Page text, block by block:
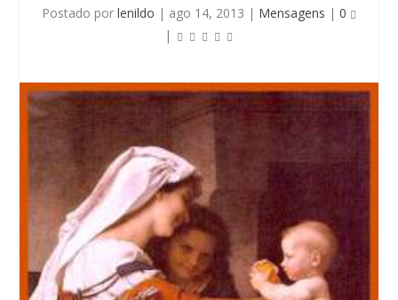
Postado por lenildo | ago 14, 2013 | Mensagens | 0
|